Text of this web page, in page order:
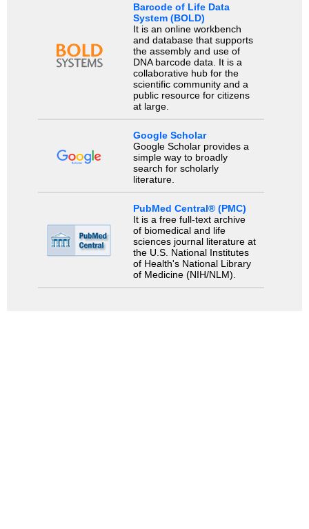
Barcode of Life Data
System (BOLD)
It is an online workbench
and database that supports
the assembly and use of
DNA barcode data. It is a
collaborative hub for the
scientific community and a
public resource for citizens
at large.
Google Scholar
Google Scholar provides a
simple way to broadly
search for scholarly
literature.
PubMed Central® (PMC)
It is a free full-text archive
of biomedical and life
sciences journal literature at
the U.S. National Institutes
of Health's National Library
of Medicine (NIH/NLM).